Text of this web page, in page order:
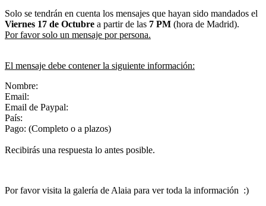
Solo se tendrán en cuenta los mensajes que hayan sido mandados el
Viernes 17 de Octubre a partir de las 7 PM (hora de Madrid).
Por favor solo un mensaje por persona.
El mensaje debe contener la siguiente información:
Nombre:
Email:
Email de Paypal:
País:
Pago: (Completo o a plazos)
Recibirás una respuesta lo antes posible.
Por favor visita la galería de Alaia para ver toda la información :)